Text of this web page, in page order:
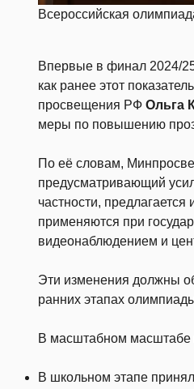
Всероссийская
Впервые в финал 2024/
как ранее этот
просвещения РФ Ольга
меры по повышению
По её словам,
предусматривающий
частности, предлагается
применяются при
видеонаблюдением и
Эти изменения должны
ранних этапах
В масштабном масштабе
В школьном этапе